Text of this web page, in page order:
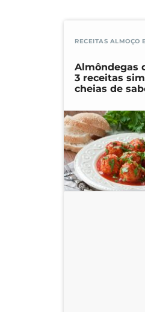
RECEITAS ALMOÇO
Almôndegas
3 receitas
cheias de